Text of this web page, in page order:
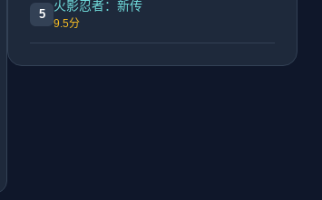
5
火影忍者：新传
9.5分